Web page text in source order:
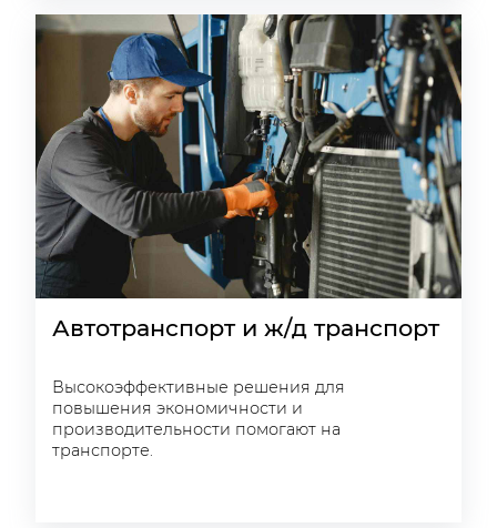
Автотранспорт и ж/д транспорт
Высокоэффективные решения для
повышения экономичности и
производительности помогают на
транспорте.